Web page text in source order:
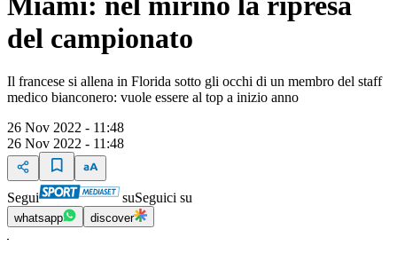
del campionato
Il francese si allena in Florida sotto gli occhi di un membro del staff
medico bianconero: vuole essere al top a inizio anno
26 Nov 2022 - 11:48
26 Nov 2022 - 11:48
Segui suSeguici su
whatsapp discover